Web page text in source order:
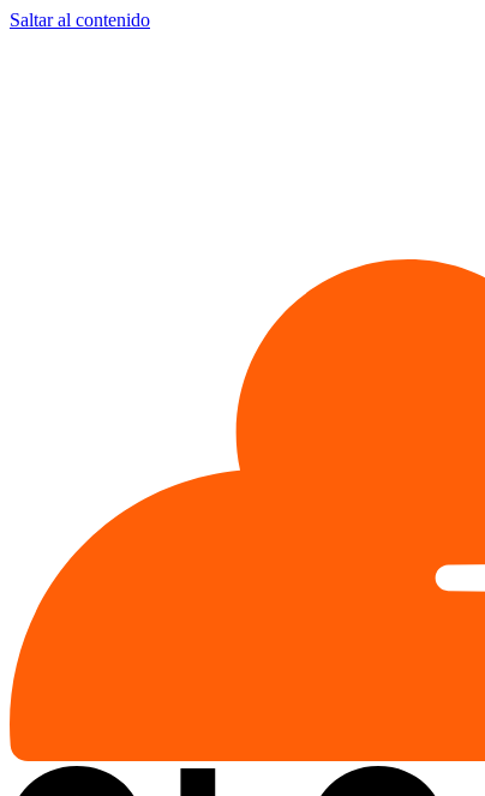
Saltar al contenido